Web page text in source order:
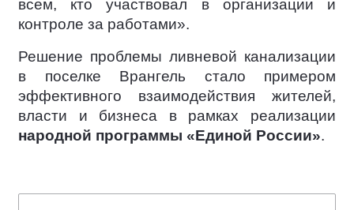
всем, кто участвовал в организации и
контроле за работами».
Решение проблемы ливневой канализации
в поселке Врангель стало примером
эффективного взаимодействия жителей,
власти и бизнеса в рамках реализации
народной программы «Единой России».